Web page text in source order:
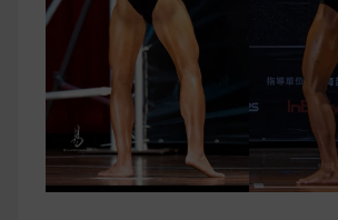
2020 年最新蛋白粉終極指
清楚！
七大經典健身疑問，不要再
啦！